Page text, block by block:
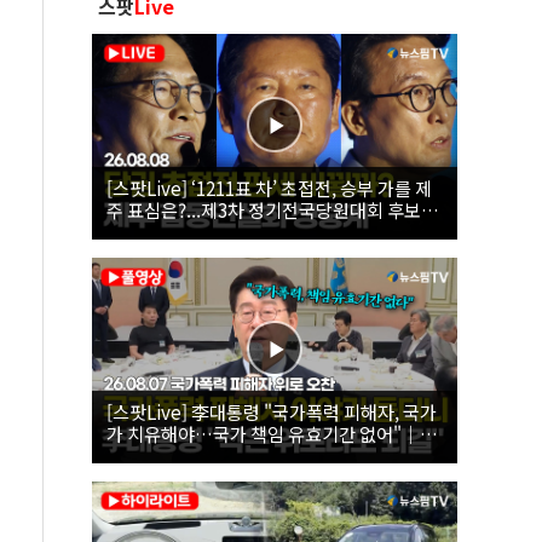
스팟Live
[스팟Live] ‘1211표 차’ 초접전, 승부 가를 제
주 표심은?...제3차 정기전국당원대회 후보자
제주 합동연설회 생중계 | 26.08.08
[스팟Live] 李대통령 "국가폭력 피해자, 국가
가 치유해야…국가 책임 유효기간 없어"｜
26.08.07 국가폭력 피해자 위로 오찬